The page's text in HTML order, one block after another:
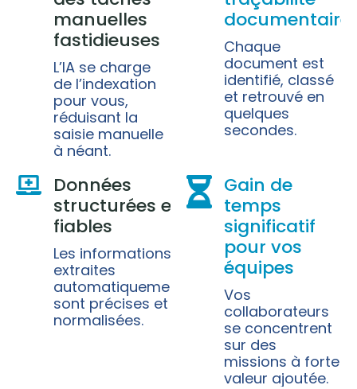
manuelles
fastidieuses
L’IA se charge
de l’indexation
pour vous,
réduisant la
saisie manuelle
à néant.
documentaire
Chaque
document est
identifié, classé
et retrouvé en
quelques
secondes.
Données
structurées et
fiables
Les informations
extraites
automatiquement
sont précises et
normalisées.
Gain de
temps
significatif
pour vos
équipes
Vos
collaborateurs
se concentrent
sur des
missions à forte
valeur ajoutée.